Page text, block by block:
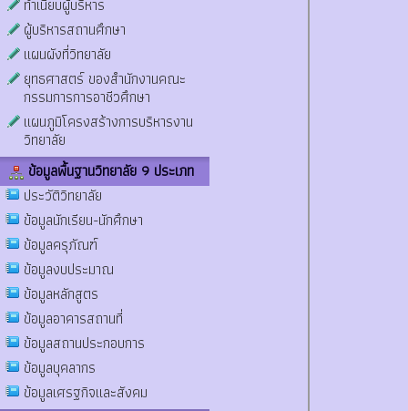
ทำเนียบผู้บริหาร
ผู้บริหารสถานศึกษา
แผนผังที่วิทยาลัย
ยุทธศาสตร์ ของสำนักงานคณะ
กรรมการการอาชีวศึกษา
แผนภูมิโครงสร้างการบริหารงาน
วิทยาลัย
ข้อมูลพื้นฐานวิทยาลัย 9 ประเภท
ประวัติวิทยาลัย
ข้อมูลนักเรียน-นักศึกษา
ข้อมูลครุภัณฑ์
ข้อมูลงบประมาณ
ข้อมูลหลักสูตร
ข้อมูลอาคารสถานที่
ข้อมูลสถานประกอบการ
ข้อมูลบุคลากร
ข้อมูลเศรฐกิจและสังคม